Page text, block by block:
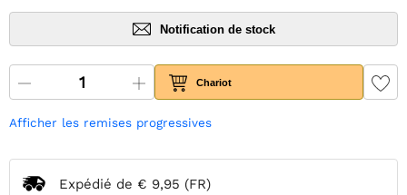
Notification de stock
Chariot
Afficher les remises progressives
Expédié de € 9,95 (FR)